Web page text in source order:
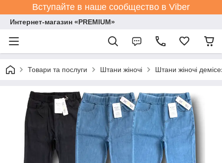
Вступайте в наше сообщество в Viber
Интернет-магазин «PREMIUM»
Товари та послуги Штани жіночі Штани жіночі